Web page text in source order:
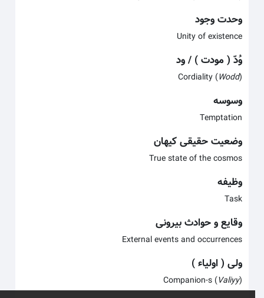
وحدت وجود
Unity of existence
وُدّ ( مودت ) / ود
Cordiality (Wodd
وسوسه
Temptation
وضعیت حقیقی کیهان
True state of the cosmos
وظیفه
Task
وقایع و حوادث بیرونی
External events and occurrences
ولی ( اولیاء )
Companion-s (Valiyy